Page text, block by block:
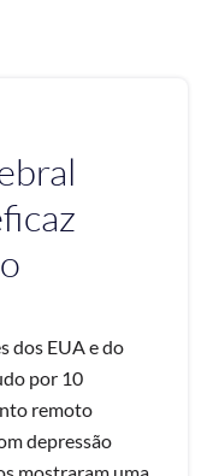
dos EUA e do
por 10
remoto
depressão